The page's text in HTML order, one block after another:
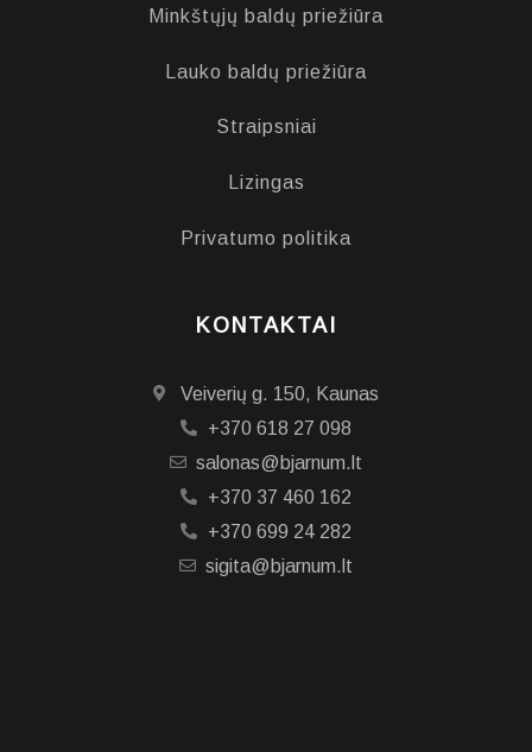
Minkštųjų baldų priežiūra
Lauko baldų priežiūra
Straipsniai
Lizingas
Privatumo politika
KONTAKTAI
Veiverių g. 150, Kaunas
+370 618 27 098
salonas@bjarnum.lt
+370 37 460 162
+370 699 24 282
sigita@bjarnum.lt